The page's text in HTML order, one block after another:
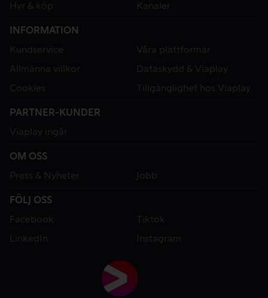
Hyr & köp
Kanaler
INFORMATION
Kundservice
Våra plattformar
Allmänna villkor
Dataskydd & Viaplay
Cookies
Tillgänglighet hos Viaplay
PARTNER-KUNDER
Viaplay ingår
OM OSS
Press & Nyheter
Jobb
FÖLJ OSS
Facebook
Tiktok
LinkedIn
Instagram